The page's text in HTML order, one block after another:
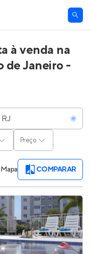
à venda na
de Janeiro -
Preço
Mapa COMPARAR